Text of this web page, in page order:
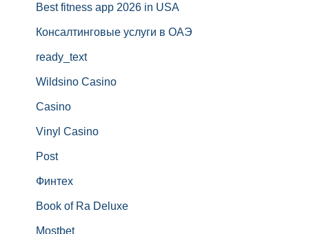
Best fitness app 2026 in USA
Консалтинговые услуги в ОАЭ
ready_text
Wildsino Casino
Casino
Vinyl Casino
Post
Финтех
Book of Ra Deluxe
Mostbet